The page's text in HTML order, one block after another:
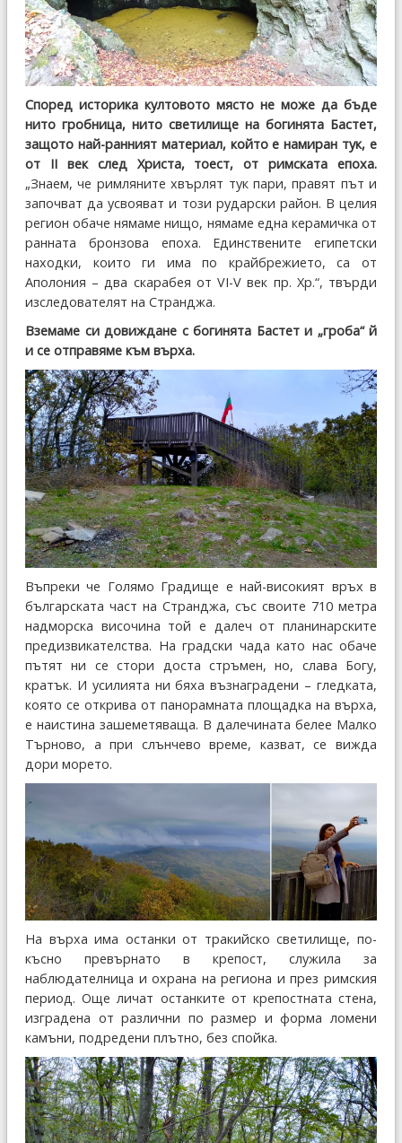
Според историка култовото място не може да бъде
нито гробница, нито светилище на богинята Бастет,
защото най-ранният материал, който е намиран тук, е
от II век след Христа, тоест, от римската епоха.
„Знаем, че римляните хвърлят тук пари, правят път и
започват да усвояват и този рударски район. В целия
регион обаче нямаме нищо, нямаме една керамичка от
ранната бронзова епоха. Единствените египетски
находки, които ги има по крайбрежието, са от
Аполония – два скарабея от VI-V век пр. Хр.“, твърди
изследователят на Странджа.
Вземаме си довиждане с богинята Бастет и „гроба“ й
и се отправяме към върха.
Въпреки че Голямо Градище е най-високият връх в
българската част на Странджа, със своите 710 метра
надморска височина той е далеч от планинарските
предизвикателства. На градски чада като нас обаче
пътят ни се стори доста стръмен, но, слава Богу,
кратък. И усилията ни бяха възнаградени – гледката,
която се открива от панорамната площадка на върха,
е наистина зашеметяваща. В далечината белее Малко
Търново, а при слънчево време, казват, се вижда
дори морето.
На върха има останки от тракийско светилище, по-
късно превърнато в крепост, служила за
наблюдателница и охрана на региона и през римския
период. Още личат останките от крепостната стена,
изградена от различни по размер и форма ломени
камъни, подредени плътно, без спойка.